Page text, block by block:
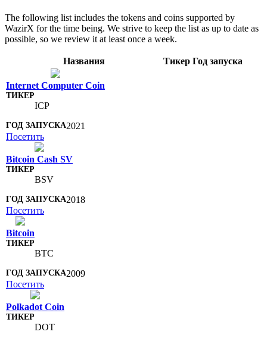
The following list includes the tokens and coins supported by
WazirX for the time being. We strive to keep the list as up to date as
possible, so we review it at least once a week.
Названия Тикер Год запуска
Internet Computer Coin
ICP
2021
Посетить
Bitcoin Cash SV
BSV
2018
Посетить
Bitcoin
BTC
2009
Посетить
Polkadot Coin
DOT